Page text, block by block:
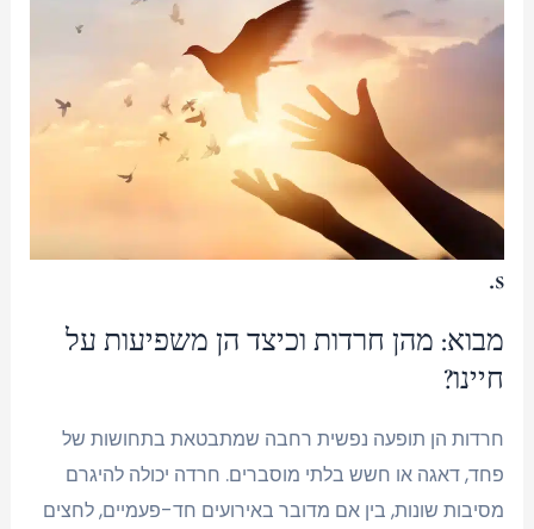
s.
מבוא: מהן חרדות וכיצד הן משפיעות על
חיינו?
חרדות הן תופעה נפשית רחבה שמתבטאת בתחושות של
פחד, דאגה או חשש בלתי מוסברים. חרדה יכולה להיגרם
מסיבות שונות, בין אם מדובר באירועים חד-פעמיים, לחצים